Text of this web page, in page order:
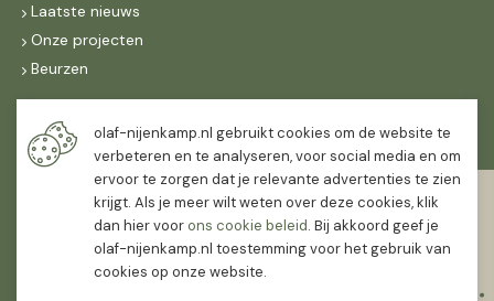
Laatste nieuws
Onze projecten
Beurzen
Maandag t/m vrijdag
07:30-
16:30
12:00
olaf-nijenkamp.nl gebruikt cookies om de website te
verbeteren en te analyseren, voor social media en om
ervoor te zorgen dat je relevante advertenties te zien
krijgt. Als je meer wilt weten over deze cookies, klik
dan hier voorons cookie beleid. Bij akkoord geef je
olaf-nijenkamp.nl toestemming voor het gebruik van
cookies op onze website.